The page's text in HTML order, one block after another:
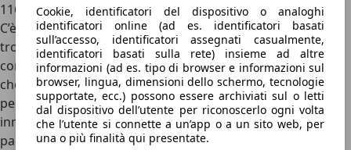
Cookie, identificatori del dispositivo o analoghi
identificatori online (ad es. identificatori basati
sull’accesso, identificatori assegnati casualmente,
identificatori basati sulla rete) insieme ad altre
informazioni (ad es. tipo di browser e informazioni sul
browser, lingua, dimensioni dello schermo, tecnologie
supportate, ecc.) possono essere archiviati sul o letti
dal dispositivo dell’utente per riconoscerlo ogni volta
che l’utente si connette a un’app o a un sito web, per
una o più finalità qui presentate.
116 CV si dimostra già piuttosto brillante.
C’è manuale ma per chi preferisse il cambio automatico S
tronic a 7 rapporti
quest’ultimo è rapido e ben tarato, e
contribuisce a rendere la guida fluida e rilassata. Peccato
che, illogicamente, azionando la leva sul tunnel centrale
per scalare si debba tirare verso di sé la leva e per
innestare i rapporti spingerla in avanti. Non ci sono i
paddle dietro il volante.